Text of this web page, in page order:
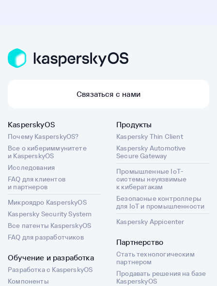
Связаться с нами
KasperskyOS
Почему KasperskyOS?
Все о кибериммунитете
и KasperskyOS
Исследования
FAQ для клиентов
и партнеров
Микроядро KasperskyOS
Kaspersky Security System
Все патенты KasperskyOS
FAQ для разработчиков
Обучение и разработка
Разработка с KasperskyOS
Компоненты
Продукты
Kaspersky Thin Client
Kaspersky Automotive
Secure Gateway
Промышленные IoT-
системы неуязвимые
к кибератакам
Безопасные контроллеры
для IoT и промышленности
Kaspersky Appicenter
Партнерство
Стать технологическим
партнером
Продавать решения на базе
KasperskyOS